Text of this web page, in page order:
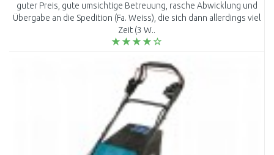
guter Preis, gute umsichtige Betreuung, rasche Abwicklung und
Übergabe an die Spedition (Fa. Weiss), die sich dann allerdings viel
Zeit (3 W..